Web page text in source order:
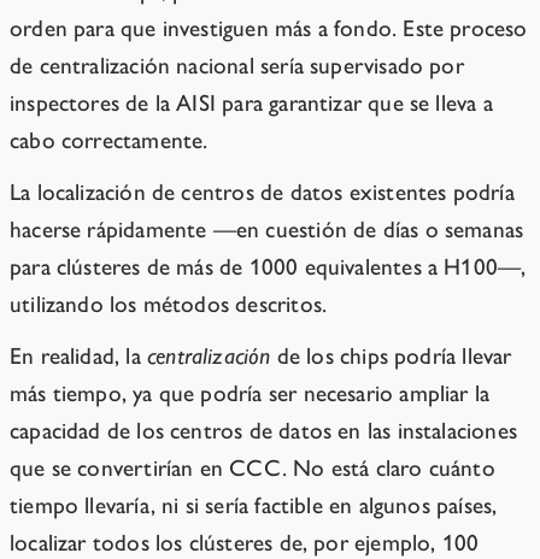
orden para que investiguen más a fondo. Este proceso
de centralización nacional sería supervisado por
inspectores de la AISI para garantizar que se lleva a
cabo correctamente.
La localización de centros de datos existentes podría
hacerse rápidamente —en cuestión de días o semanas
para clústeres de más de 1000 equivalentes a H100—,
utilizando los métodos descritos.
En realidad, la centralización de los chips podría llevar
más tiempo, ya que podría ser necesario ampliar la
capacidad de los centros de datos en las instalaciones
que se convertirían en CCC. No está claro cuánto
tiempo llevaría, ni si sería factible en algunos países,
localizar todos los clústeres de, por ejemplo, 100